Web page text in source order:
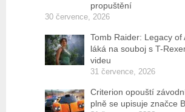
propuštění
30 července, 2026
Tomb Raider: Legacy of
láká na souboj s T-
videu
31 července, 2026
Criterion opouští
plně se upisuje značce